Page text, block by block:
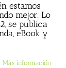
estamos
mejor. Lo
se publica
eBook y
Más información